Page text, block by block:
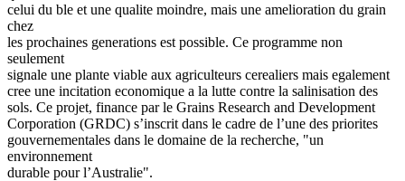
celui du ble et une qualite moindre, mais une amelioration du grain
chez
les prochaines generations est possible. Ce programme non
seulement
signale une plante viable aux agriculteurs cerealiers mais egalement
cree une incitation economique a la lutte contre la salinisation des
sols. Ce projet, finance par le Grains Research and Development
Corporation (GRDC) s’inscrit dans le cadre de l’une des priorites
gouvernementales dans le domaine de la recherche, "un
environnement
durable pour l’Australie".